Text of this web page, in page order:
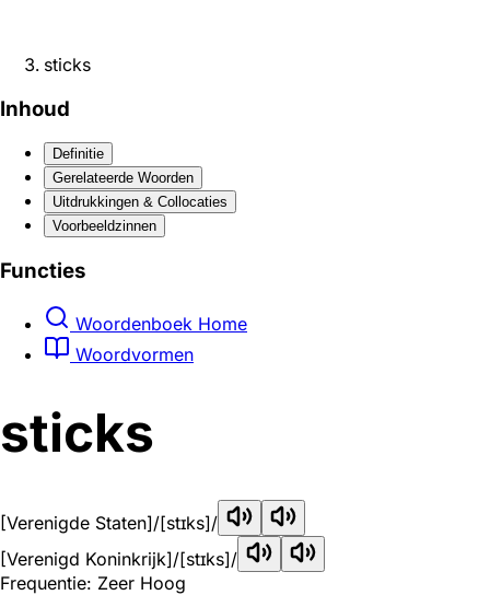
sticks
Inhoud
Definitie
Gerelateerde Woorden
Uitdrukkingen & Collocaties
Voorbeeldzinnen
Functies
Woordenboek Home
Woordvormen
sticks
[Verenigde Staten]/[stɪks]/
[Verenigd Koninkrijk]/[stɪks]/
Frequentie: Zeer Hoog